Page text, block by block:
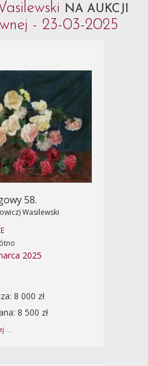
NA AUKCJI
- 23-03-2025
58.
Wasilewski
2025
8 000 zł
8 500 zł
...